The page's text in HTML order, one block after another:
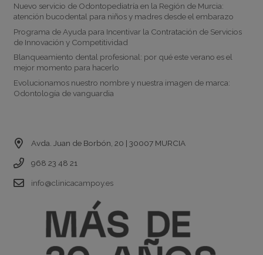
Nuevo servicio de Odontopediatría en la Región de Murcia:
atención bucodental para niños y madres desde el embarazo
Programa de Ayuda para Incentivar la Contratación de Servicios
de Innovación y Competitividad
Blanqueamiento dental profesional: por qué este verano es el
mejor momento para hacerlo
Evolucionamos nuestro nombre y nuestra imagen de marca:
Odontología de vanguardia
Avda. Juan de Borbón, 20 | 30007 MURCIA
968 23 48 21
info@clinicacampoy.es